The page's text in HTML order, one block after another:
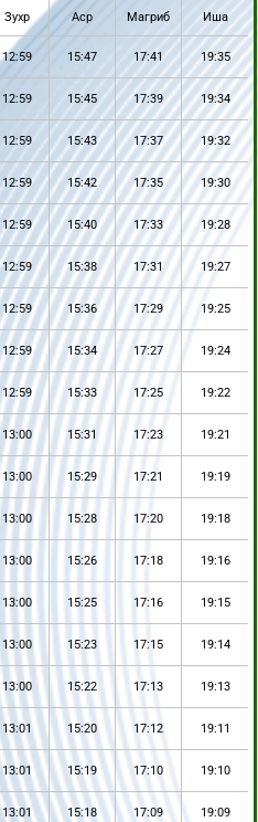
Зухр Аср Магриб Иша
12:59 15:47 17:41 19:35
12:59 15:45 17:39 19:34
12:59 15:43 17:37 19:32
12:59 15:42 17:35 19:30
12:59 15:40 17:33 19:28
12:59 15:38 17:31 19:27
12:59 15:36 17:29 19:25
12:59 15:34 17:27 19:24
12:59 15:33 17:25 19:22
13:00 15:31 17:23 19:21
13:00 15:29 17:21 19:19
13:00 15:28 17:20 19:18
13:00 15:26 17:18 19:16
13:00 15:25 17:16 19:15
13:00 15:23 17:15 19:14
13:00 15:22 17:13 19:13
13:01 15:20 17:12 19:11
13:01 15:19 17:10 19:10
13:01 15:18 17:09 19:09